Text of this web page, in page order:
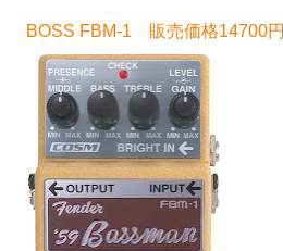
BOSS FBM-1 販売価格14700円